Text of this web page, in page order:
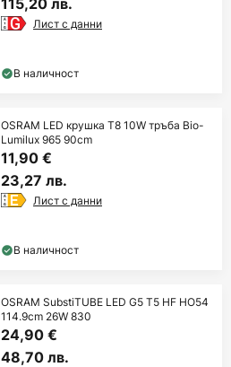
Лист с данни
В наличност
OSRAM LED крушка T8 10W тръба Bio-
Lumilux 965 90cm
11,90 €
23,27 лв.
Лист с данни
В наличност
OSRAM SubstiTUBE LED G5 T5 HF HO54
114.9cm 26W 830
24,90 €
48,70 лв.